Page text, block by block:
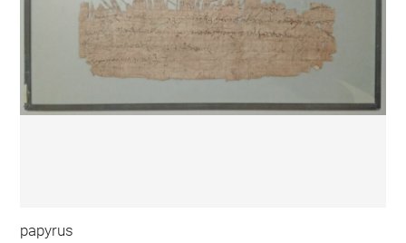
papyrus